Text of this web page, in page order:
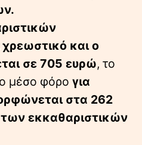
και ο
σε 705 ευρώ, το
μέσο φόρο για
στα 262
εκκαθαριστικών